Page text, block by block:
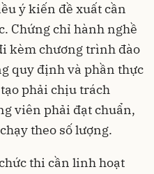
ý kiến đề xuất cần
Chứng chỉ hành nghề
kèm chương trình đào
quy định và phần thực
phải chịu trách
viên phải đạt chuẩn,
theo số lượng.
thi cần linh hoạt